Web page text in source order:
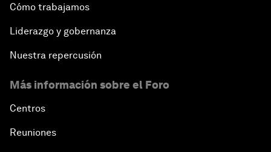
Cómo trabajamos
Liderazgo y gobernanza
Nuestra repercusión
Más información sobre el Foro
Centros
Reuniones